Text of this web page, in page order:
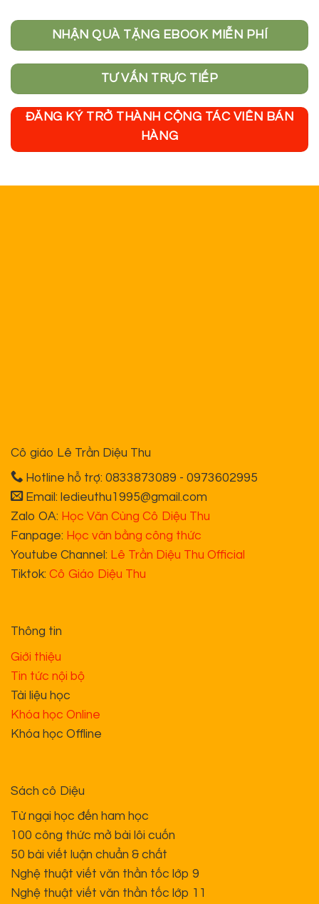
NHẬN QUÀ TẶNG EBOOK MIỄN PHÍ
TƯ VẤN TRỰC TIẾP
ĐĂNG KÝ TRỞ THÀNH CỘNG TÁC VIÊN BÁN
HÀNG
Cô giáo Lê Trần Diệu Thu
Hotline hỗ trợ: 0833873089 - 0973602995
Email: ledieuthu1995@gmail.com
Zalo OA: Học Văn Cùng Cô Diệu Thu
Fanpage: Học văn bằng công thức
Youtube Channel: Lê Trần Diệu Thu Official
Tiktok: Cô Giáo Diệu Thu
Thông tin
Giới thiệu
Tin tức nội bộ
Tài liệu học
Khóa học Online
Khóa học Offline
Sách cô Diệu
Từ ngại học đến ham học
100 công thức mở bài lôi cuốn
50 bài viết luận chuẩn & chất
Nghệ thuật viết văn thần tốc lớp 9
Nghệ thuật viết văn thần tốc lớp 11